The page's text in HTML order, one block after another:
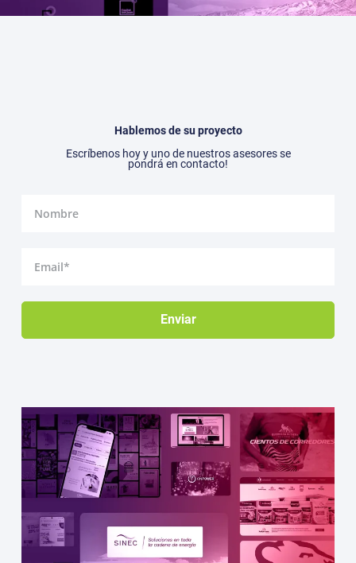
Hablemos de su proyecto
Escríbenos hoy y uno de nuestros asesores se
pondrá en contacto!
Enviar